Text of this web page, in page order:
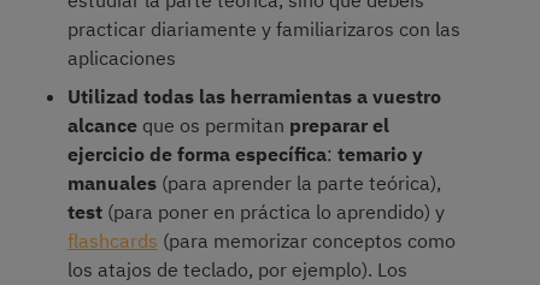
practicar diariamente y familiarizaros con las
aplicaciones
Utilizad todas las herramientas a vuestro
alcance que os permitan preparar el
ejercicio de forma específica: temario y
manuales (para aprender la parte teórica),
test (para poner en práctica lo aprendido) y
flashcards (para memorizar conceptos como
los atajos de teclado, por ejemplo). Los